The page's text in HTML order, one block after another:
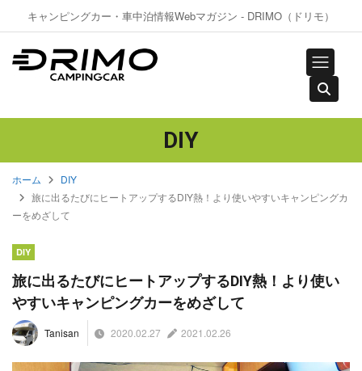
キャンピングカー・車中泊情報Webマガジン - DRIMO（ドリモ）
DIY
ホーム
DIY
旅に出るたびにヒートアップするDIY熱！より使いやすいキャンピングカ
ーをめざして
DIY
旅に出るたびにヒートアップするDIY熱！より使い
やすいキャンピングカーをめざして
Tanisan 2020.02.27 2021.02.26